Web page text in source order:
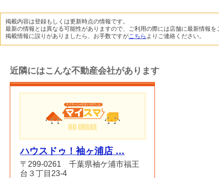
に投稿
ね！
掲載内容は登録もしくは更新時点の情報です。
最新の情報とは異なる可能性がありますので、ご利用の際には店舗に最新情報を
掲載情報に誤りがありましたら、お手数ですがこちら よりご連絡ください。
近隣にはこんな不動産会社があります
ハウスドゥ！袖ヶ浦店 …
〒299-0261 千葉県袖ケ浦市福王
台３丁目23-4